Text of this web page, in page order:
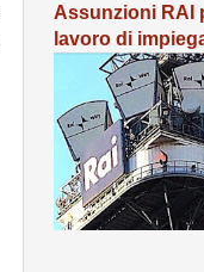
Assunzioni RAI
lavoro di